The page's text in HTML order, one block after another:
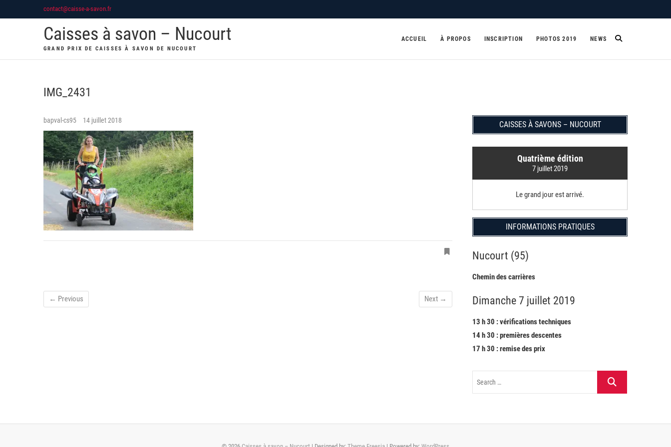
to
contact@caisse-a-savon.fr
Caisses à savon – Nucourt
GRAND PRIX DE CAISSES À SAVON DE NUCOURT
ACCUEIL À PROPOS INSCRIPTION PHOTOS 2019 NEWS
IMG_2431
bapval-cs95 14 juillet 2018
← Previous Next →
CAISSES À SAVONS – NUCOURT
Quatrième édition
7 juillet 2019
Le grand jour est arrivé.
INFORMATIONS PRATIQUES
Nucourt (95)
Chemin des carrières
Dimanche 7 juillet 2019
13 h 30 : vérifications techniques
14 h 30 : premières descentes
17 h 30 : remise des prix